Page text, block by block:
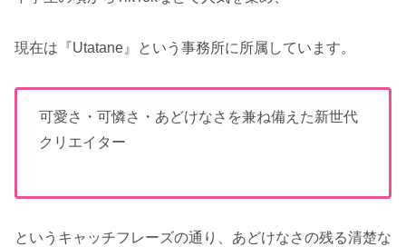
現在は『Utatane』という事務所に所属しています。
可愛さ・可憐さ・あどけなさを兼ね備えた新世代
クリエイター
というキャッチフレーズの通り、あどけなさの残る清楚な